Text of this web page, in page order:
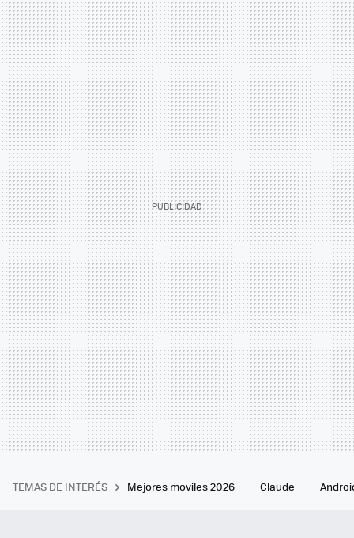
TEMAS DE INTERÉS Mejores moviles 2026 Claude